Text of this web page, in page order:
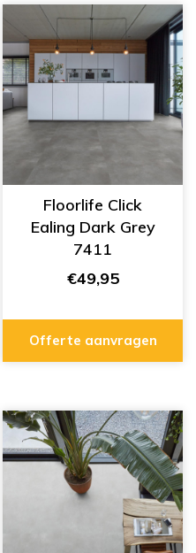
Floorlife Click
Ealing Dark Grey
7411
€49,95
Offerte aanvragen